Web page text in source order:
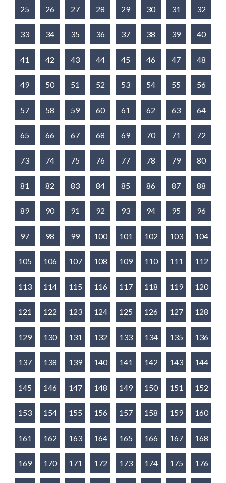
25 26 27 28 29 30 31 32
33 34 35 36 37 38 39 40
41 42 43 44 45 46 47 48
49 50 51 52 53 54 55 56
57 58 59 60 61 62 63 64
65 66 67 68 69 70 71 72
73 74 75 76 77 78 79 80
81 82 83 84 85 86 87 88
89 90 91 92 93 94 95 96
97 98 99 100 101 102 103 104
105 106 107 108 109 110 111 112
113 114 115 116 117 118 119 120
121 122 123 124 125 126 127 128
129 130 131 132 133 134 135 136
137 138 139 140 141 142 143 144
145 146 147 148 149 150 151 152
153 154 155 156 157 158 159 160
161 162 163 164 165 166 167 168
169 170 171 172 173 174 175 176